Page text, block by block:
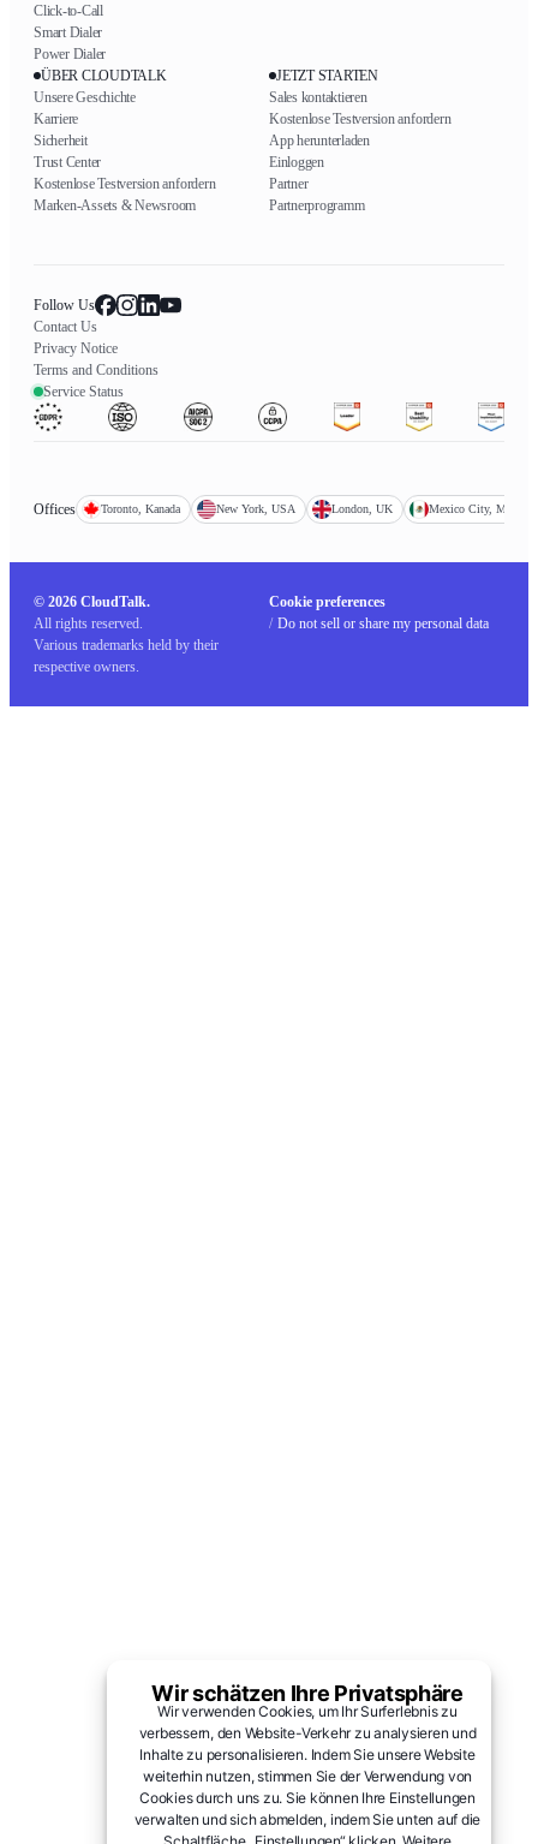
Click-to-Call
Smart Dialer
Power Dialer
ÜBER CLOUDTALK
Unsere Geschichte
Karriere
Sicherheit
Trust Center
Kostenlose Testversion anfordern
Marken-Assets & Newsroom
JETZT STARTEN
Sales kontaktieren
Kostenlose Testversion anfordern
App herunterladen
Einloggen
Partner
Partnerprogramm
Follow Us
Contact Us
Privacy Notice
Terms and Conditions
Service Status
Offices Toronto, Kanada New York, USA London, UK Mexico City, Mexiko
© 2026 CloudTalk.
All rights reserved.
Various trademarks held by their
respective owners.
Cookie preferences
/ Do not sell or share my personal data
Wir schätzen Ihre Privatsphäre
Wir verwenden Cookies, um Ihr Surferlebnis zu
verbessern, den Website-Verkehr zu analysieren und
Inhalte zu personalisieren. Indem Sie unsere Website
weiterhin nutzen, stimmen Sie der Verwendung von
Cookies durch uns zu. Sie können Ihre Einstellungen
verwalten und sich abmelden, indem Sie unten auf die